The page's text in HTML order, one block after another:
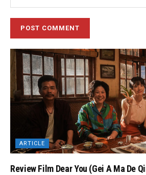
ARTICLE
Review Film Dear You (Gei A Ma De